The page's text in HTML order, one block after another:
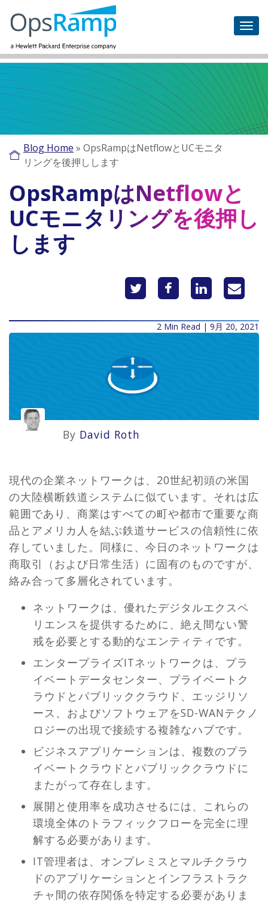
Blog Home » OpsRampはNetflowとUCモニタ
リングを後押しします
OpsRampはNetflowと
UCモニタリングを後押し
します
2 Min Read | 9月 20, 2021
By David Roth
現代の企業ネットワークは、20世紀初頭の米国
の大陸横断鉄道システムに似ています。それは広
範囲であり、商業はすべての町や都市で重要な商
品とアメリカ人を結ぶ鉄道サービスの信頼性に依
存していました。同様に、今日のネットワークは
商取引（および日常生活）に固有のものですが、
絡み合って多層化されています。
ネットワークは、優れたデジタルエクスペ
リエンスを提供するために、絶え間ない警
戒を必要とする動的なエンティティです。
エンタープライズITネットワークは、プラ
イベートデータセンター、プライベートク
ラウドとパブリッククラウド、エッジリソ
ース、およびソフトウェアをSD-WANテクノ
ロジーの出現で接続する複雑なハブです。
ビジネスアプリケーションは、複数のプラ
イベートクラウドとパブリッククラウドに
またがって存在します。
展開と使用率を成功させるには、これらの
環境全体のトラフィックフローを完全に理
解する必要があります。
IT管理者は、オンプレミスとマルチクラウ
ドのアプリケーションとインフラストラク
チャ間の依存関係を特定する必要がありま